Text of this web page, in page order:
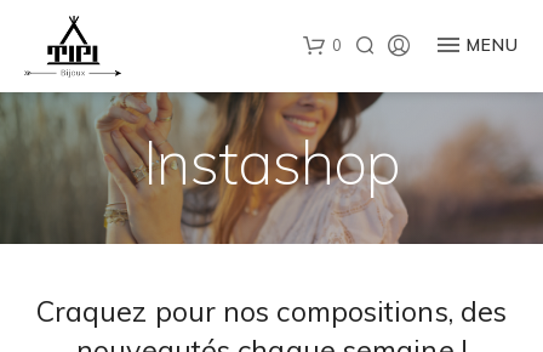
Aller
à
navigation
Aller
au
contenu
0 MENU
Recherche Instashop
Craquez pour nos compositions, des